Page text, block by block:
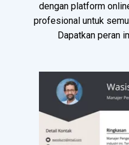
dengan platform
profesional untuk
Dapatkan peran